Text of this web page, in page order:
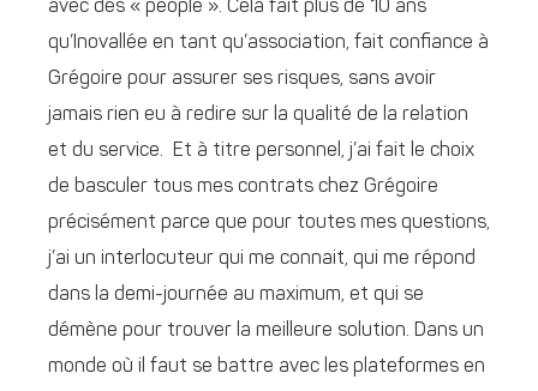
avec des « people ». Cela fait plus de 10 ans
qu’Inovallée en tant qu’association, fait confiance à
Grégoire pour assurer ses risques, sans avoir
jamais rien eu à redire sur la qualité de la relation
et du service. Et à titre personnel, j’ai fait le choix
de basculer tous mes contrats chez Grégoire
précisément parce que pour toutes mes questions,
j’ai un interlocuteur qui me connait, qui me répond
dans la demi-journée au maximum, et qui se
démène pour trouver la meilleure solution. Dans un
monde où il faut se battre avec les plateformes en